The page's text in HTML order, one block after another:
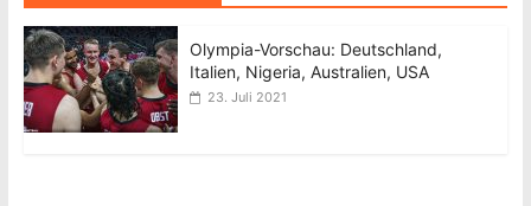
Olympia-Vorschau: Deutschland,
Italien, Nigeria, Australien, USA
23. Juli 2021